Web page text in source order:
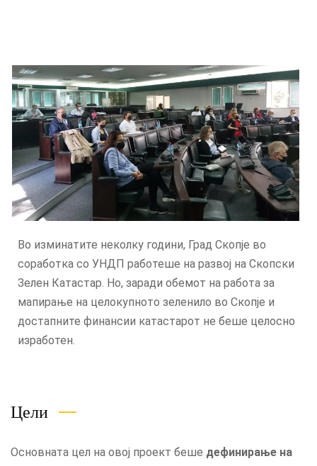
Во изминатите неколку години, Град Скопје во
соработка со УНДП работеше на развој на Скопски
Зелен Катастар. Но, заради обемот на работа за
мапирање на целокупното зеленило во Скопје и
достапните финансии катастарот не беше целосно
изработен.
Цели
Основната цел на овој проект беше дефинирање на